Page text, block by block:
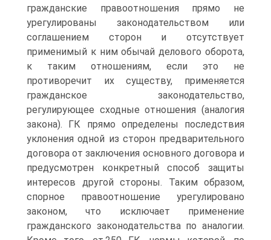
гражданские правоотношения прямо не
урегулированы законодательством или
соглашением сторон и отсутствует
применимый к ним обычай делового оборота,
к таким отношениям, если это не
противоречит их существу, применяется
гражданское законодательство,
регулирующее сходные отношения (аналогия
закона). ГК прямо определены последствия
уклонения одной из сторон предварительного
договора от заключения основного договора и
предусмотрен конкретный способ защиты
интересов другой стороны. Таким образом,
спорное правоотношение урегулировано
законом, что исключает применение
гражданского законодательства по аналогии.